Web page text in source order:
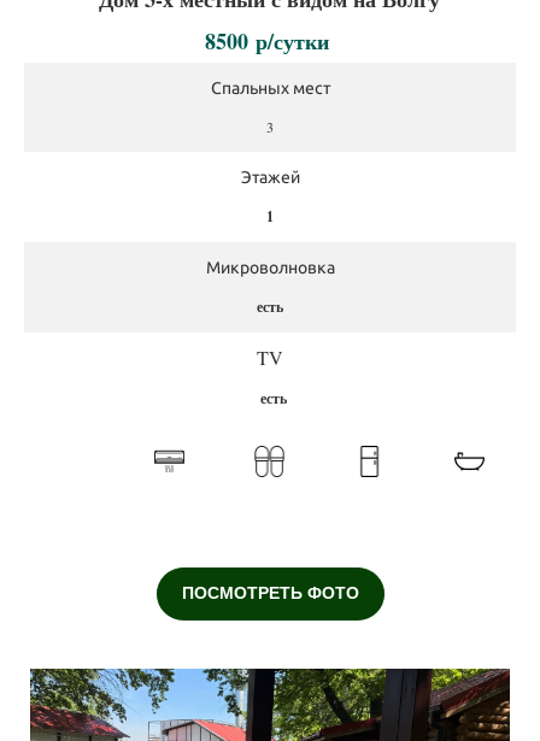
8500 р/сутки
Спальных мест
3
Этажей
1
Микроволновка
есть
TV
есть
ПОСМОТРЕТЬ ФОТО